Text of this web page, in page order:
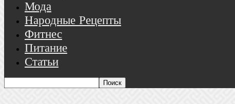
Мода
Народные Рецепты
Фитнес
Питание
Статьи